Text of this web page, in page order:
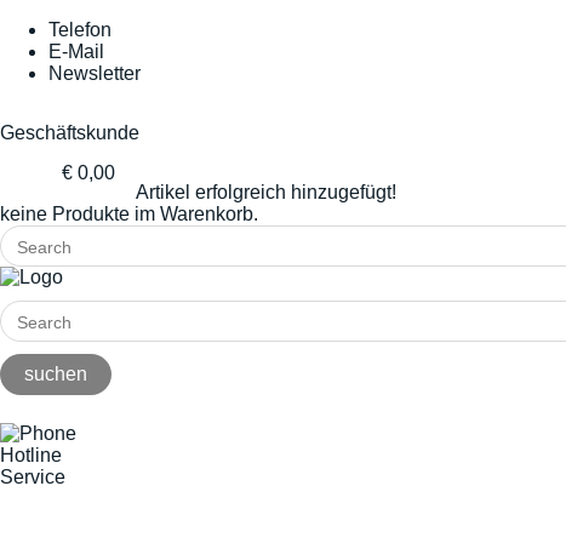
Telefon
E-Mail
Newsletter
Geschäftskunde
€ 0,00
Artikel erfolgreich hinzugefügt!
keine Produkte im Warenkorb.
Hotline
Service